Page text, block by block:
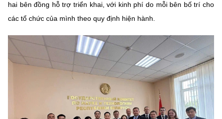
hai bên đồng hỗ trợ triển khai, với kinh phí do mỗi bên bố trí cho
các tổ chức của mình theo quy định hiện hành.